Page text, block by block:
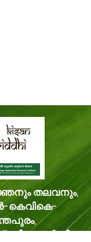
തലവനും,
പി.ഒ.